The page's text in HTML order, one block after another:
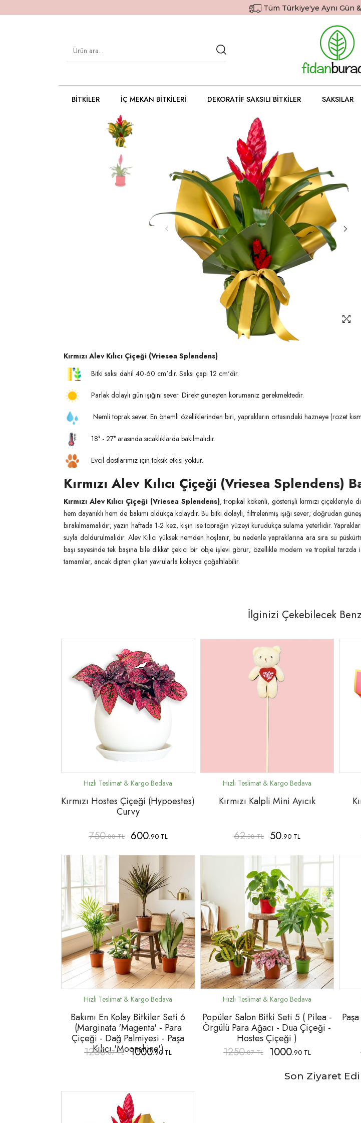
Tüm Türkiye'ye Aynı Gün
BITKILER İÇ MEKAN BITKILERI DEKORATIF SAKSILI BITKILER SAKSILAR
Kırmızı Alev Kılıcı Çiçeği (Vriesea Splendens)
Bitki saksı dahil 40-60 cm'dir. Saksı çapı 12 cm'dir.
Parlak dolaylı gün ışığını sever. Direkt güneşten korumanız gerekmektedir.
Nemli toprak sever. En önemli özelliklerinden biri, yaprakların ortasındaki hazneye (rozet
18° - 27° arasında sıcaklıklarda bakılmalıdır.
Evcil dostlarımız için toksik etkisi yoktur.
Kırmızı Alev Kılıcı Çiçeği (Vriesea Splendens)
Kırmızı Alev Kılıcı Çiçeği (Vriesea Splendens), tropikal kökenli, gösterişli kırmızı çiçekleriyle
hem dayanıklı hem de bakımı oldukça kolaydır. Bu bitki dolaylı, filtrelenmiş ışığı sever; doğrudan
bırakılmamalıdır; yazın haftada 1-2 kez, kışın ise toprağın yüzeyi kurudukça sulama yeterlidir.
suyla doldurulmalıdır. Alev Kılıcı yüksek nemden hoşlanır, bu nedenle yapraklarına ara sıra su
başı sayesinde tek başına bile dikkat çekici bir obje işlevi görür; özellikle modern ve tropikal
tamamlar, ancak dipten çıkan yavrularla kolayca çoğaltılabilir.
İlginizi Çekebilecek
Kırmızı Hostes Çiçeği (Hypoestes)
Curvy
750.88 TL 600.90 TL
Kırmızı Kalpli Mini Ayıcık
62.38 TL 50.90 TL
Bakımı En Kolay Bitkiler Seti 6
(Marginata 'Magenta' - Para
Çiçeği - Dağ Palmiyesi - Paşa
Kılıcı 'Moonshine')
1250.87 TL 1000.90 TL
Popüler Salon Bitki Seti 5 ( Pilea -
Örgülü Para Ağacı - Dua Çiçeği -
Hostes Çiçeği )
1250.87 TL 1000.90 TL
Son Ziyaret